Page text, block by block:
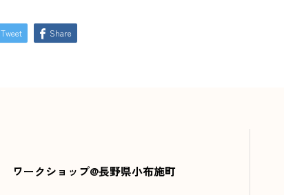
Tweet Share
ワークショップ@長野県小布施町